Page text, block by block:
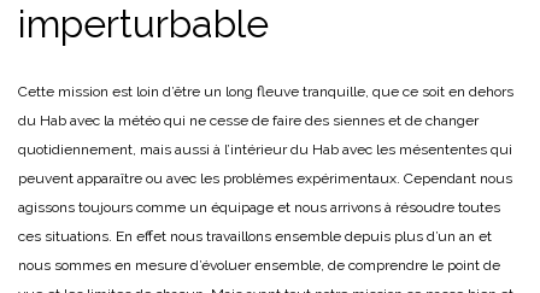
imperturbable
Cette mission est loin d’être un long fleuve tranquille, que ce soit en dehors
du Hab avec la météo qui ne cesse de faire des siennes et de changer
quotidiennement, mais aussi à l’intérieur du Hab avec les mésententes qui
peuvent apparaître ou avec les problèmes expérimentaux. Cependant nous
agissons toujours comme un équipage et nous arrivons à résoudre toutes
ces situations. En effet nous travaillons ensemble depuis plus d’un an et
nous sommes en mesure d’évoluer ensemble, de comprendre le point de